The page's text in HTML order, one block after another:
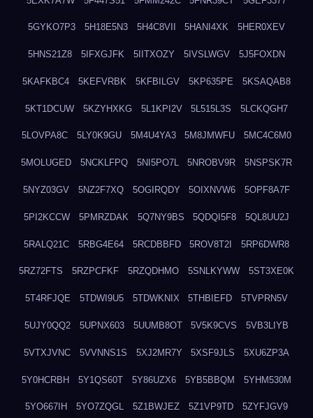
5GYKO7P3 5H18E5N3 5H4C8VII 5HANI4XK 5HER0XEV
5HNS21Z8 5IFXGJFK 5IITXOZY 5IVSLWGV 5J5FOXDN
5KAFKBC4 5KEFVRBK 5KFBILGV 5KP635PE 5KSAQAB8
5KT1DCUW 5KZYHXKG 5L1KPI2V 5L515L3S 5LCKQGH7
5LOVPA8C 5LY0K9GU 5M4U4YA3 5M8JMWFU 5MC4C6M0
5MOLUGED 5NCKLFPQ 5NI5PO7L 5NROBV9R 5NSPSK7R
5NYZ03GV 5NZ2F7XQ 5OGIRQDY 5OIXNVW6 5OPF8A7F
5PI2KCCW 5PMRZDAK 5Q7NY9BS 5QDQI5F8 5QL8UU2J
5RALQ21C 5RBG4E64 5RCDBBFD 5ROV8T2I 5RP6DWR8
5RZ72FTS 5RZPCFKF 5RZQDHMO 5SNLKYWW 5ST3XE0K
5T4RFJQE 5TDWI9U5 5TDWKNIX 5THBIEFD 5TVPRN5V
5UJY0QQ2 5UPNX603 5UUMB8OT 5V5K9CVS 5VB3LIYB
5VTXJVNC 5VVNNS1S 5XJ2MR7Y 5XSF9JLS 5XU6ZP3A
5Y0HCRBH 5Y1QS60T 5Y86UZX6 5YB5BBQM 5YHM530M
5YO667IH 5YO7ZQGL 5Z1BWJEZ 5Z1VP9TD 5ZYFJGV9